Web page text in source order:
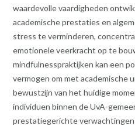
waardevolle vaardigheden
academische prestaties en
stress te verminderen,
emotionele veerkracht op te
mindfulnesspraktijken kan een
vermogen om met academische
bewustzijn van het huidige
individuen binnen de UvA-
prestatiegerichte